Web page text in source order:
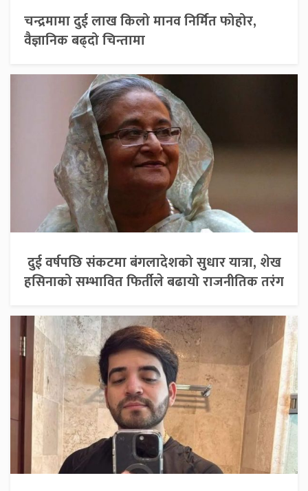
चन्द्रमामा दुई लाख किलो मानव निर्मित फोहोर,
वैज्ञानिक बढ्दो चिन्तामा
दुई वर्षपछि संकटमा बंगलादेशको सुधार यात्रा, शेख
हसिनाको सम्भावित फिर्तीले बढायो राजनीतिक तरंग